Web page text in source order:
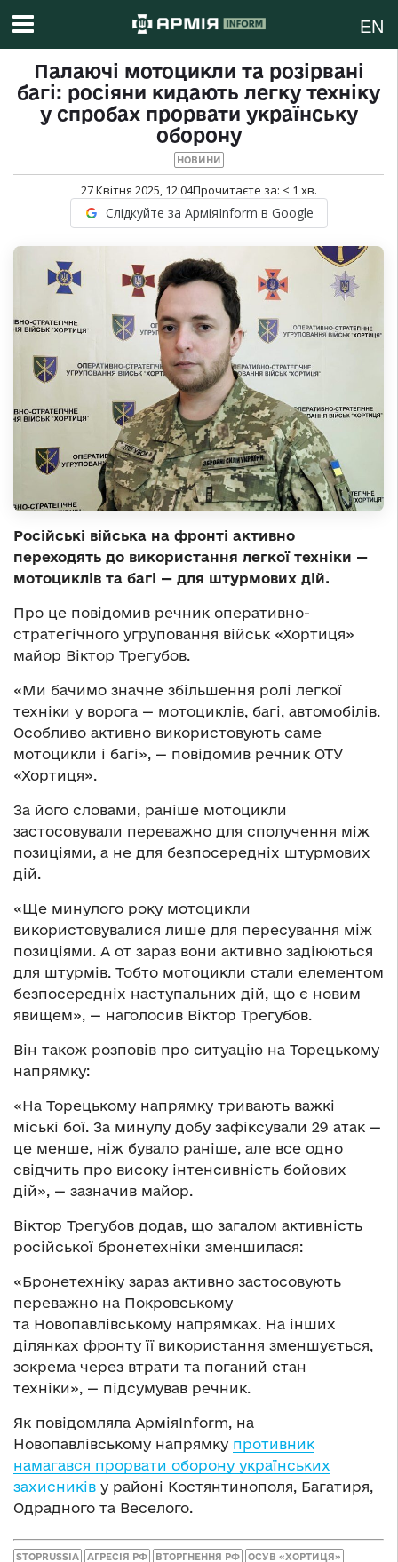
EN
Палаючі мотоцикли та розірвані
багі: росіяни кидають легку техніку
у спробах прорвати українську
оборону
НОВИНИ
27 Квітня 2025, 12:04Прочитаєте за: < 1 хв.
Слідкуйте за АрміяInform в Google
Російські війська на фронті активно
переходять до використання легкої техніки —
мотоциклів та багі — для штурмових дій.
Про це повідомив речник оперативно-
стратегічного угруповання військ «Хортиця»
майор Віктор Трегубов.
«Ми бачимо значне збільшення ролі легкої
техніки у ворога — мотоциклів, багі, автомобілів.
Особливо активно використовують саме
мотоцикли і багі», — повідомив речник ОТУ
«Хортиця».
За його словами, раніше мотоцикли
застосовували переважно для сполучення між
позиціями, а не для безпосередніх штурмових
дій.
«Ще минулого року мотоцикли
використовувалися лише для пересування між
позиціями. А от зараз вони активно задіюються
для штурмів. Тобто мотоцикли стали елементом
безпосередніх наступальних дій, що є новим
явищем», — наголосив Віктор Трегубов.
Він також розповів про ситуацію на Торецькому
напрямку:
«На Торецькому напрямку тривають важкі
міські бої. За минулу добу зафіксували 29 атак —
це менше, ніж бувало раніше, але все одно
свідчить про високу інтенсивність бойових
дій», — зазначив майор.
Віктор Трегубов додав, що загалом активність
російської бронетехніки зменшилася:
«Бронетехніку зараз активно застосовують
переважно на Покровському
та Новопавлівському напрямках. На інших
ділянках фронту її використання зменшується,
зокрема через втрати та поганий стан
техніки», — підсумував речник.
Як повідомляла АрміяInform, на
Новопавлівському напрямку противник
намагався прорвати оборону українських
захисників у районі Костянтинополя, Багатиря,
Одрадного та Веселого.
STOPRUSSIA АГРЕСІЯ РФ ВТОРГНЕННЯ РФ ОСУВ «ХОРТИЦЯ»